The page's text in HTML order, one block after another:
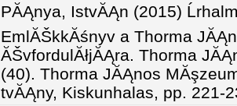
PĂĄnya, IstvĂĄn (2015)
EmlĂŠkkĂśnyv a Thorma
ĂŠvfordulĂłjĂĄra. Thorma
(40). Thorma JĂĄnos
tvĂĄny, Kiskunhalas, pp. 221-